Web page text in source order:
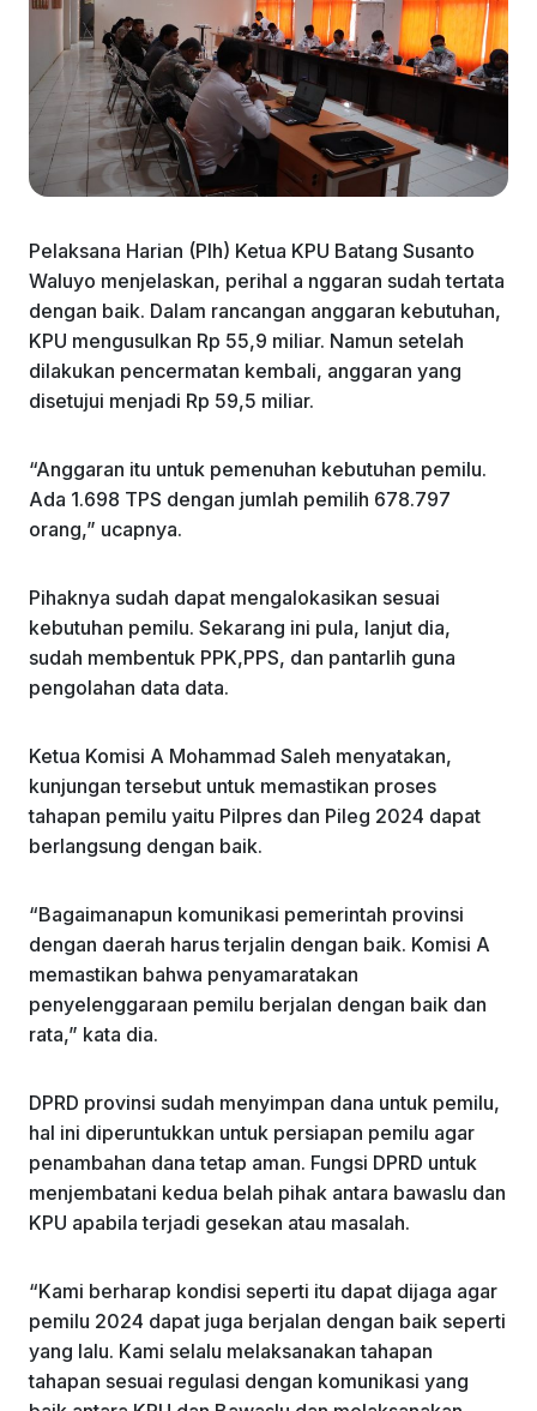
Pelaksana Harian (Plh) Ketua KPU Batang Susanto
Waluyo menjelaskan, perihal a nggaran sudah tertata
dengan baik. Dalam rancangan anggaran kebutuhan,
KPU mengusulkan Rp 55,9 miliar. Namun setelah
dilakukan pencermatan kembali, anggaran yang
disetujui menjadi Rp 59,5 miliar.
“Anggaran itu untuk pemenuhan kebutuhan pemilu.
Ada 1.698 TPS dengan jumlah pemilih 678.797
orang,” ucapnya.
Pihaknya sudah dapat mengalokasikan sesuai
kebutuhan pemilu. Sekarang ini pula, lanjut dia,
sudah membentuk PPK,PPS, dan pantarlih guna
pengolahan data data.
Ketua Komisi A Mohammad Saleh menyatakan,
kunjungan tersebut untuk memastikan proses
tahapan pemilu yaitu Pilpres dan Pileg 2024 dapat
berlangsung dengan baik.
“Bagaimanapun komunikasi pemerintah provinsi
dengan daerah harus terjalin dengan baik. Komisi A
memastikan bahwa penyamaratakan
penyelenggaraan pemilu berjalan dengan baik dan
rata,” kata dia.
DPRD provinsi sudah menyimpan dana untuk pemilu,
hal ini diperuntukkan untuk persiapan pemilu agar
penambahan dana tetap aman. Fungsi DPRD untuk
menjembatani kedua belah pihak antara bawaslu dan
KPU apabila terjadi gesekan atau masalah.
“Kami berharap kondisi seperti itu dapat dijaga agar
pemilu 2024 dapat juga berjalan dengan baik seperti
yang lalu. Kami selalu melaksanakan tahapan
tahapan sesuai regulasi dengan komunikasi yang